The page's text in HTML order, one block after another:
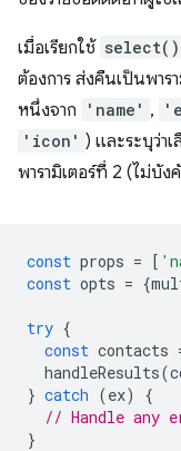
เมื่อเรียกใช้ select()
ต้องการ ส่งคืนเป็นพาร
หนึ่งจาก
'name' ,
'icon' ) และระบุว่า
พารามิเตอร์ที่ 2 (ไม่บัง
const props = [
const opts = {
try {
const contacts
handleResults(
} catch (ex)
{
// Handle any
}